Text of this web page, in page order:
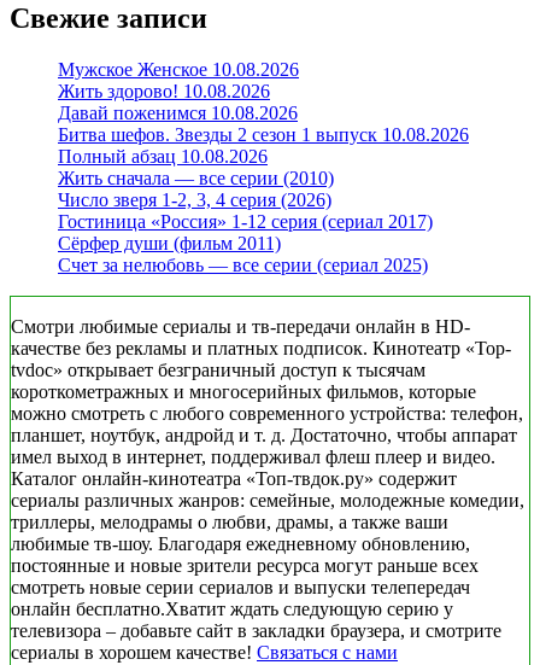
Свежие записи
Мужское Женское 10.08.2026
Жить здорово! 10.08.2026
Давай поженимся 10.08.2026
Битва шефов. Звезды 2 сезон 1 выпуск 10.08.2026
Полный абзац 10.08.2026
Жить сначала — все серии (2010)
Число зверя 1-2, 3, 4 серия (2026)
Гостиница «Россия» 1-12 серия (сериал 2017)
Сёрфер души (фильм 2011)
Счет за нелюбовь — все серии (сериал 2025)
Смотри любимые сериалы и тв-передачи онлайн в HD-
качестве без рекламы и платных подписок. Кинотеатр «Top-
tvdoc» открывает безграничный доступ к тысячам
короткометражных и многосерийных фильмов, которые
можно смотреть с любого современного устройства: телефон,
планшет, ноутбук, андройд и т. д. Достаточно, чтобы аппарат
имел выход в интернет, поддерживал флеш плеер и видео.
Каталог онлайн-кинотеатра «Топ-твдок.ру» содержит
сериалы различных жанров: семейные, молодежные комедии,
триллеры, мелодрамы о любви, драмы, а также ваши
любимые тв-шоу. Благодаря ежедневному обновлению,
постоянные и новые зрители ресурса могут раньше всех
смотреть новые серии сериалов и выпуски телепередач
онлайн бесплатно.Хватит ждать следующую серию у
телевизора – добавьте сайт в закладки браузера, и смотрите
сериалы в хорошем качестве! Связаться с нами